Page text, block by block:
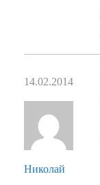
14.02.2014
Николай